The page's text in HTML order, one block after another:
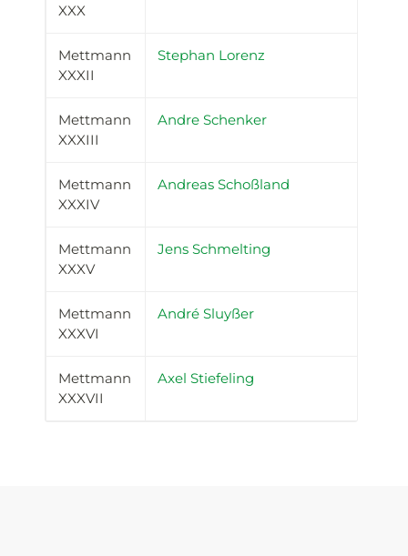
XXX
Mettmann
XXXII
Stephan Lorenz
Mettmann
XXXIII
Andre Schenker
Mettmann
XXXIV
Andreas Schoßland
Mettmann
XXXV
Jens Schmelting
Mettmann
XXXVI
André Sluyßer
Mettmann
XXXVII
Axel Stiefeling